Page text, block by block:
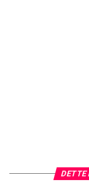
DETTE